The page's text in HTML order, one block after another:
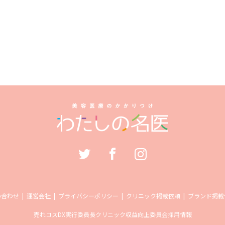
わせ 運営会社 プライバシーポリシー クリニック掲載依頼 ブランド掲
売れコスDX実行委員長クリニック収益向上委員会採用情報